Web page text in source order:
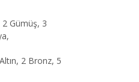
2 Gümüş, 3
2 Bronz, 5